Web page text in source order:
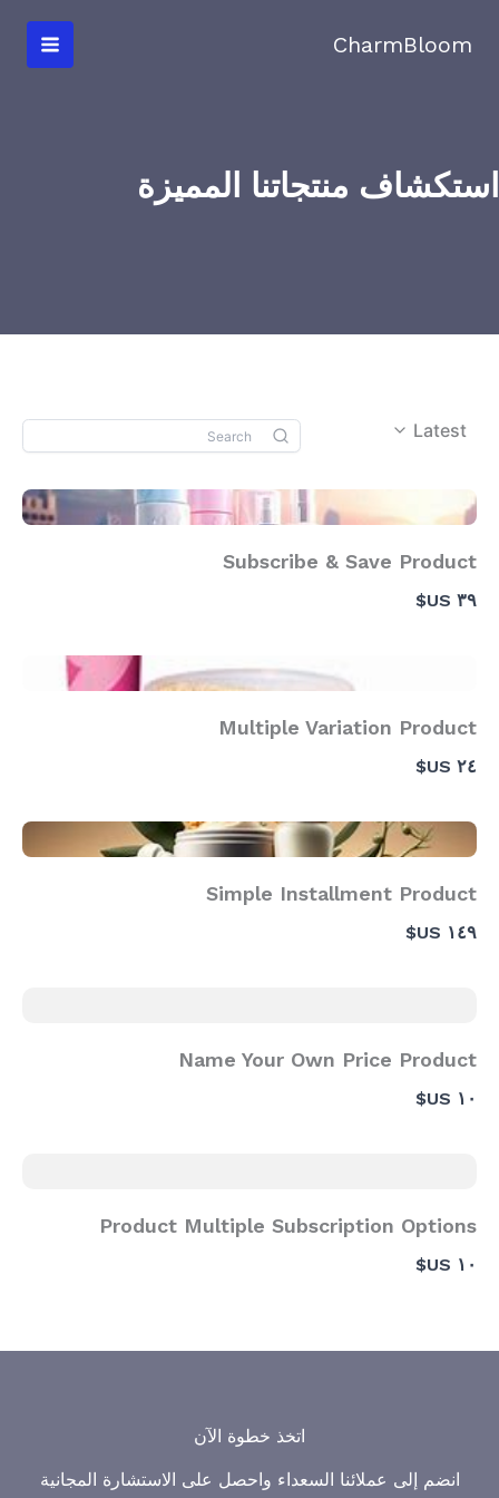
CharmBloom
استكشاف منتجاتنا المميزة
Latest
Subscribe & Save Product
٣٩ US$
Multiple Variation Product
٢٤ US$
Simple Installment Product
١٤٩ US$
Name Your Own Price Product
١٠ US$
Product Multiple Subscription Options
١٠ US$
اتخذ خطوة الآن
انضم إلى عملائنا السعداء واحصل على الاستشارة المجانية